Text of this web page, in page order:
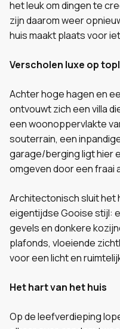
het leuk om dingen te
zijn daarom weer
huis maakt plaats voor
Verscholen luxe op
Achter hoge hagen en
ontvouwt zich een villa
een woonoppervlakte
souterrain, een
garage/berging ligt hier
omgeven door een fraai
Architectonisch sluit het
eigentijdse Gooise stijl:
gevels en donkere
plafonds, vloeiende
voor een licht en
Het hart van het huis
Op de leefverdieping